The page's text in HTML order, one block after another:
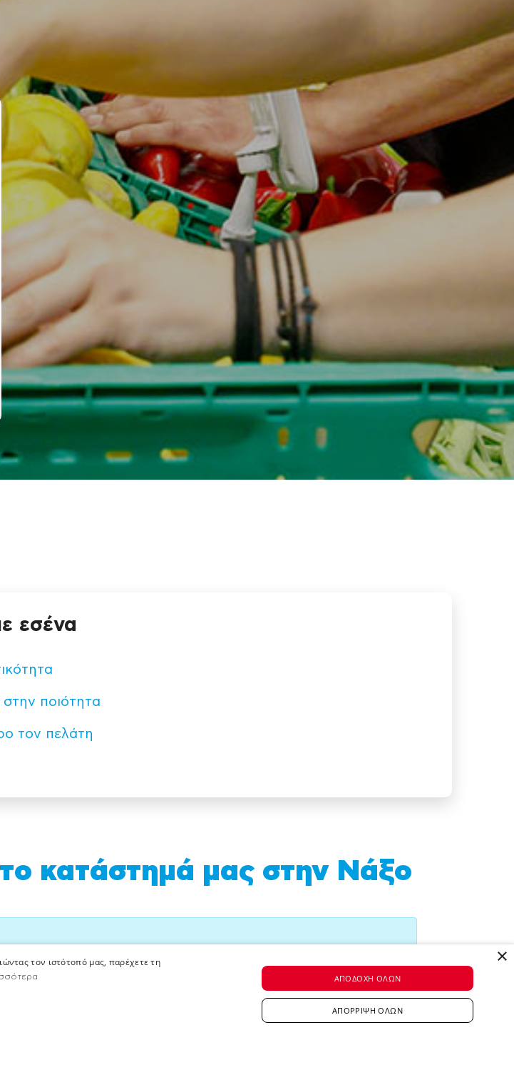
εσένα
ποιότητα
τον πελάτη
κατάστημά μας στην Νάξο
περιμένει
×
τον ιστότοπό μας, παρέχετε τη
ΑΠΟΔΟΧΉ ΌΛΩΝ
ΑΠΌΡΡΙΨΗ ΌΛΩΝ